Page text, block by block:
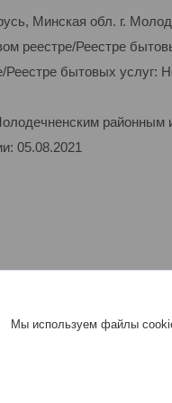
Минская обл. г.
реестре/Реестре
Реестре бытовых услуг:
05.08.2021
Мы используем файлы